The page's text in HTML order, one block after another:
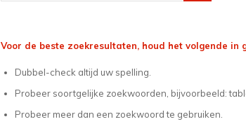
Voor de beste zoekresultaten, houd het volgende in
Dubbel-check altijd uw spelling.
Probeer soortgelijke zoekwoorden, bijvoorbeeld:
Probeer meer dan een zoekwoord te gebruiken.